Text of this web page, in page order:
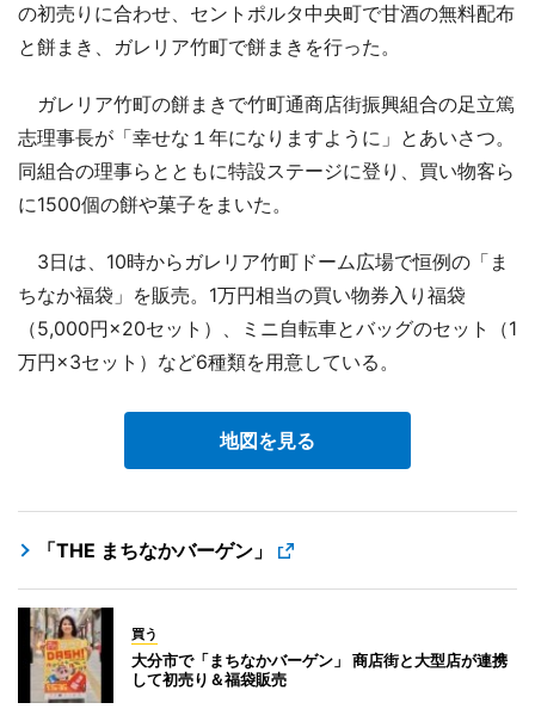
の初売りに合わせ、セントポルタ中央町で甘酒の無料配布
と餅まき、ガレリア竹町で餅まきを行った。
ガレリア竹町の餅まきで竹町通商店街振興組合の足立篤
志理事長が「幸せな１年になりますように」とあいさつ。
同組合の理事らとともに特設ステージに登り、買い物客ら
に1500個の餅や菓子をまいた。
3日は、10時からガレリア竹町ドーム広場で恒例の「ま
ちなか福袋」を販売。1万円相当の買い物券入り福袋
（5,000円×20セット）、ミニ自転車とバッグのセット（1
万円×3セット）など6種類を用意している。
地図を見る
「THE まちなかバーゲン」
買う
大分市で「まちなかバーゲン」 商店街と大型店が連携
して初売り＆福袋販売